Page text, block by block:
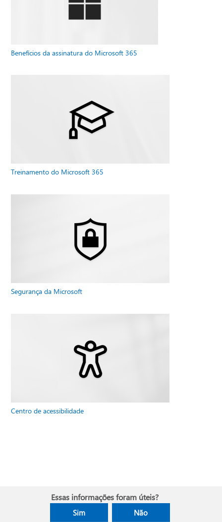
Benefícios da assinatura do Microsoft 365
Treinamento do Microsoft 365
Segurança da Microsoft
Centro de acessibilidade
Essas informações foram úteis?
Sim Não